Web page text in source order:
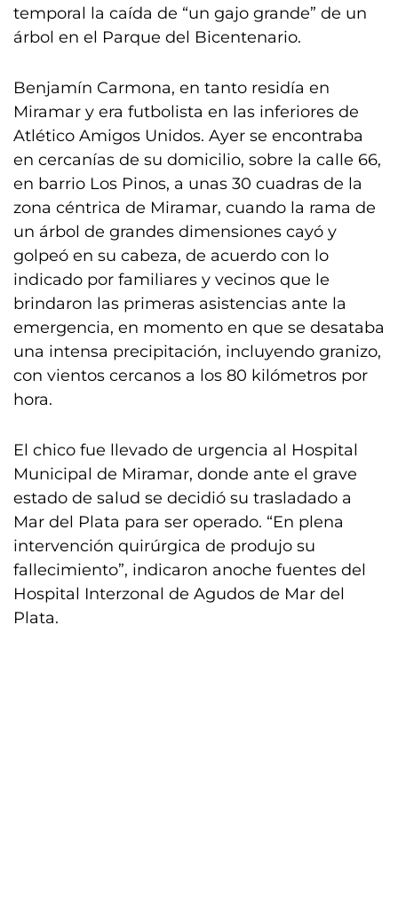
temporal la caída de “un gajo grande” de un
árbol en el Parque del Bicentenario.
Benjamín Carmona, en tanto residía en
Miramar y era futbolista en las inferiores de
Atlético Amigos Unidos. Ayer se encontraba
en cercanías de su domicilio, sobre la calle 66,
en barrio Los Pinos, a unas 30 cuadras de la
zona céntrica de Miramar, cuando la rama de
un árbol de grandes dimensiones cayó y
golpeó en su cabeza, de acuerdo con lo
indicado por familiares y vecinos que le
brindaron las primeras asistencias ante la
emergencia, en momento en que se desataba
una intensa precipitación, incluyendo granizo,
con vientos cercanos a los 80 kilómetros por
hora.
El chico fue llevado de urgencia al Hospital
Municipal de Miramar, donde ante el grave
estado de salud se decidió su trasladado a
Mar del Plata para ser operado. “En plena
intervención quirúrgica de produjo su
fallecimiento”, indicaron anoche fuentes del
Hospital Interzonal de Agudos de Mar del
Plata.